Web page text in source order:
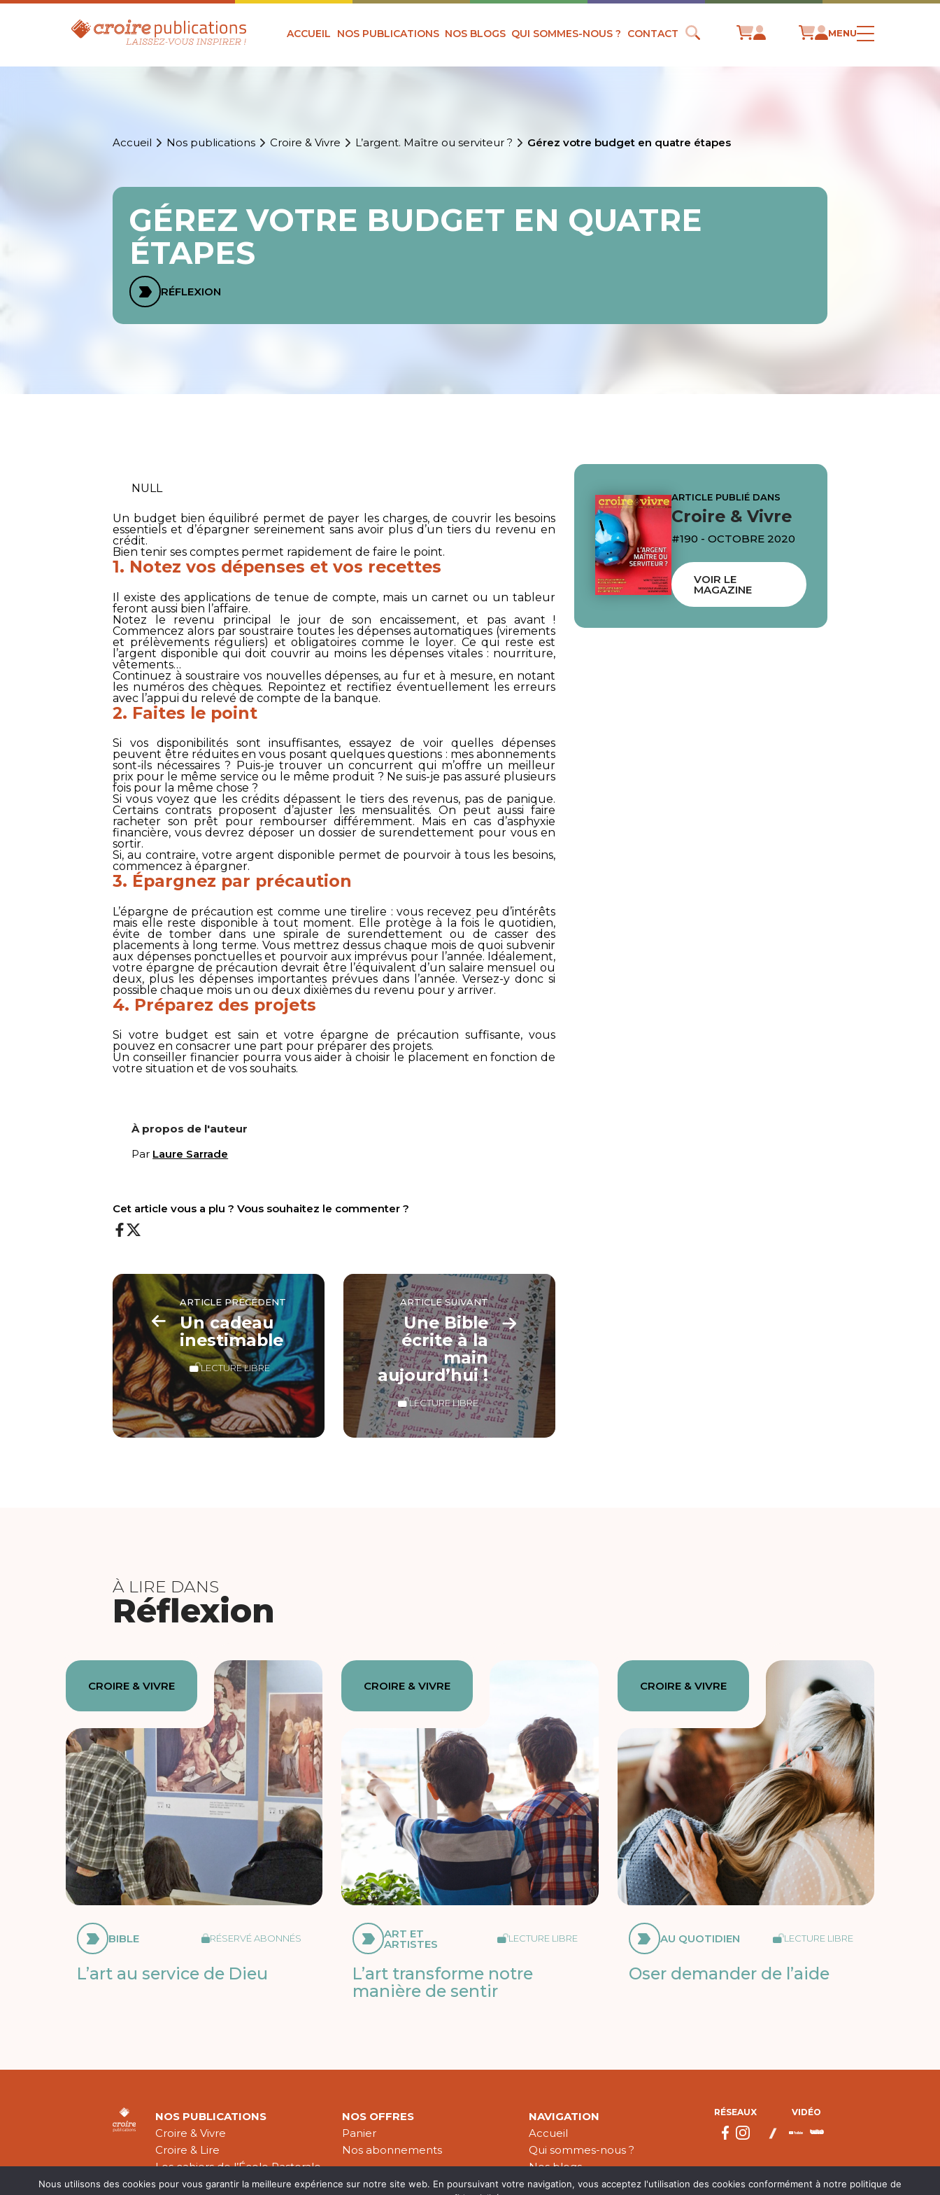
ACCUEIL NOS PUBLICATIONS NOS BLOGS QUI SOMMES-NOUS ? CONTACT MENU
Accueil Nos publications Croire & Vivre L’argent. Maître ou serviteur ? Gérez votre budget en quatre étapes
GÉREZ VOTRE BUDGET EN QUATRE
ÉTAPES
RÉFLEXION
NULL
Un budget bien équilibré permet de payer les charges, de couvrir les besoins
essentiels et d’épargner sereinement sans avoir plus d’un tiers du revenu en
crédit.
Bien tenir ses comptes permet rapidement de faire le point.
1. Notez vos dépenses et vos recettes
Il existe des applications de tenue de compte, mais un carnet ou un tableur
feront aussi bien l’affaire.
Notez le revenu principal le jour de son encaissement, et pas avant !
Commencez alors par soustraire toutes les dépenses automatiques (virements
et prélèvements réguliers) et obligatoires comme le loyer. Ce qui reste est
l’argent disponible qui doit couvrir au moins les dépenses vitales : nourriture,
vêtements…
Continuez à soustraire vos nouvelles dépenses, au fur et à mesure, en notant
les numéros des chèques. Repointez et rectifiez éventuellement les erreurs
avec l’appui du relevé de compte de la banque.
2. Faites le point
Si vos disponibilités sont insuffisantes, essayez de voir quelles dépenses
peuvent être réduites en vous posant quelques questions : mes abonnements
sont-ils nécessaires ? Puis-je trouver un concurrent qui m’offre un meilleur
prix pour le même service ou le même produit ? Ne suis-je pas assuré plusieurs
fois pour la même chose ?
Si vous voyez que les crédits dépassent le tiers des revenus, pas de panique.
Certains contrats proposent d’ajuster les mensualités. On peut aussi faire
racheter son prêt pour rembourser différemment. Mais en cas d’asphyxie
financière, vous devrez déposer un dossier de surendettement pour vous en
sortir.
Si, au contraire, votre argent disponible permet de pourvoir à tous les besoins,
commencez à épargner.
3. Épargnez par précaution
L’épargne de précaution est comme une tirelire : vous recevez peu d’intérêts
mais elle reste disponible à tout moment. Elle protège à la fois le quotidien,
évite de tomber dans une spirale de surendettement ou de casser des
placements à long terme. Vous mettrez dessus chaque mois de quoi subvenir
aux dépenses ponctuelles et pourvoir aux imprévus pour l’année. Idéalement,
votre épargne de précaution devrait être l’équivalent d’un salaire mensuel ou
deux, plus les dépenses importantes prévues dans l’année. Versez-y donc si
possible chaque mois un ou deux dixièmes du revenu pour y arriver.
4. Préparez des projets
Si votre budget est sain et votre épargne de précaution suffisante, vous
pouvez en consacrer une part pour préparer des projets.
Un conseiller financier pourra vous aider à choisir le placement en fonction de
votre situation et de vos souhaits.
À propos de l'auteur
Par Laure Sarrade
Cet article vous a plu ? Vous souhaitez le commenter ?
ARTICLE PRÉCÉDENT
Un cadeau
inestimable
LECTURE LIBRE
ARTICLE SUIVANT
Une Bible
écrite à la
main
aujourd’hui !
LECTURE LIBRE
ARTICLE PUBLIÉ DANS
Croire & Vivre
#190 - OCTOBRE 2020
VOIR LE
MAGAZINE
À LIRE DANS
Réflexion
CROIRE & VIVRE
BIBLE RÉSERVÉ ABONNÉS
L’art au service de Dieu
CROIRE & VIVRE
ART ET
ARTISTES LECTURE LIBRE
L’art transforme notre
manière de sentir
CROIRE & VIVRE
AU QUOTIDIEN LECTURE LIBRE
Oser demander de l’aide
NOS PUBLICATIONS
Croire & Vivre
Croire & Lire
Les cahiers de l’École Pastorale
Théologie Évangélique
NOS OFFRES
Panier
Nos abonnements
NAVIGATION
Accueil
Qui sommes-nous ?
Nos blogs
Nos publications
RÉSEAUX VIDÉO
Nous utilisons des cookies pour vous garantir la meilleure expérience sur notre site web. En poursuivant votre navigation, vous acceptez l'utilisation des cookies conformément à notre politique de